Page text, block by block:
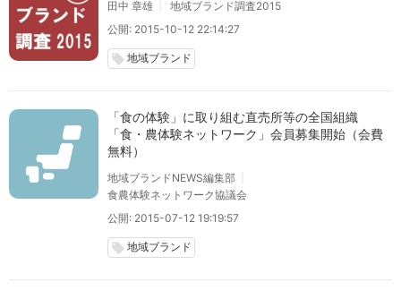
田中 章雄
地域ブランド調査2015
公開: 2015-10-12 22:14:27
local_offer 地域ブランド
「食の体験」に取り組む直売所等の全国組織
「食・農体験ネットワーク」会員募集開始（会費
無料）
地域ブランドNEWS編集部
食農体験ネットワーク協議会
公開: 2015-07-12 19:19:57
local_offer 地域ブランド